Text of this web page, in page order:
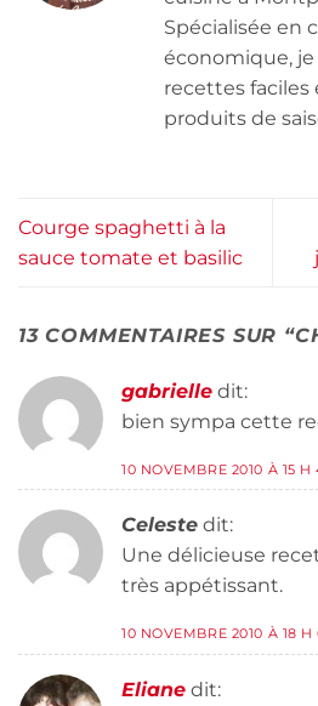
Spécialisée en
économique,
recettes faciles
produits de
Courge spaghetti à la
sauce tomate et basilic
13 COMMENTAIRES SUR “
gabrielle dit:
bien sympa cette
10 NOVEMBRE 2010 À 15 H
Celeste dit:
Une délicieuse
très appétissant.
10 NOVEMBRE 2010 À 18
Eliane dit: